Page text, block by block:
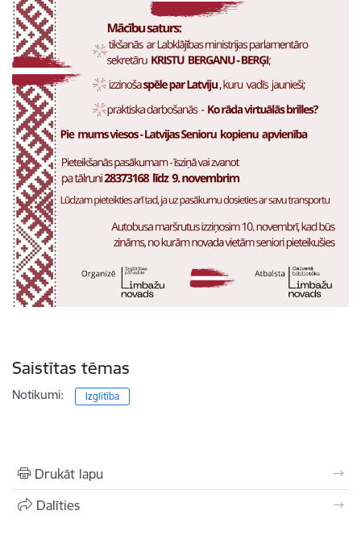
Saistītas tēmas
Notikumi: Izglītība
Drukāt lapu
Dalīties